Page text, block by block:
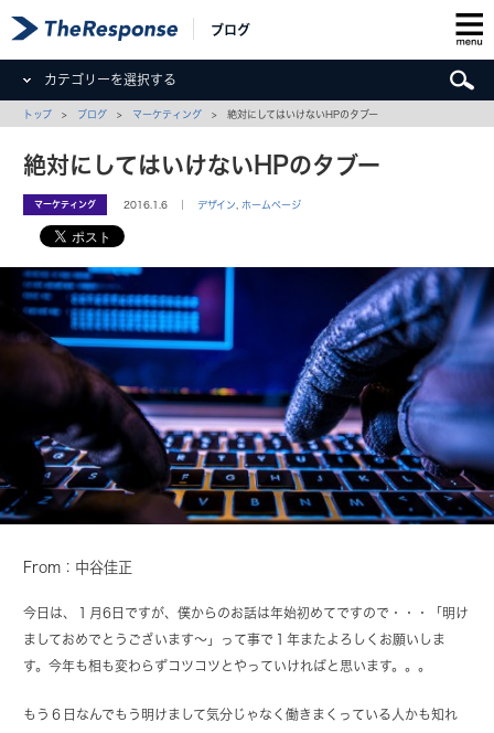
ブログ
カテゴリーを選択する
トップ > ブログ > マーケティング > 絶対にしてはいけないHPのタブー
絶対にしてはいけないHPのタブー
マーケティング 2016.1.6 ｜デザイン ホームページ
From：中谷佳正
今日は、１月6日ですが、僕からのお話は年始初めてですので・・・「明け
ましておめでとうございます〜」って事で１年またよろしくお願いしま
す。今年も相も変わらずコツコツとやっていければと思います。。。
もう６日なんでもう明けまして気分じゃなく働きまくっている人かも知れ